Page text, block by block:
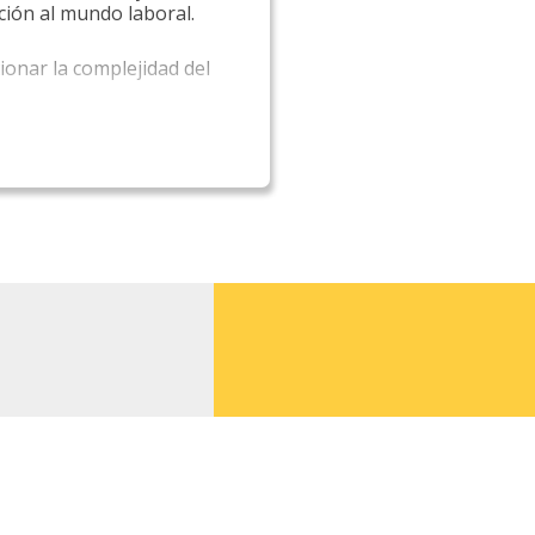
al mundo laboral.
la complejidad del
el Examen de